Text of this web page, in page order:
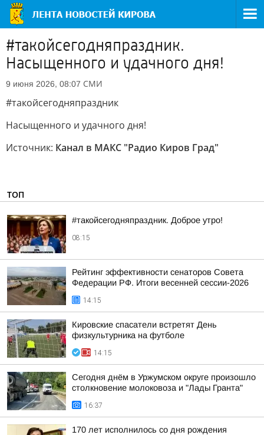
#такойсегодняпраздник.
Насыщенного и удачного дня!
9 июня 2026, 08:07 СМИ
#такойсегодняпраздник
Насыщенного и удачного дня!
Источник: Канал в МАКС "Радио Киров Град"
ТОП
#такойсегодняпраздник. Доброе утро!
08:15
Рейтинг эффективности сенаторов Совета
Федерации РФ. Итоги весенней сессии-2026
14:15
Кировские спасатели встретят День
физкультурника на футболе
14:15
Сегодня днём в Уржумском округе произошло
столкновение молоковоза и "Лады Гранта"
16:37
170 лет исполнилось со дня рождения